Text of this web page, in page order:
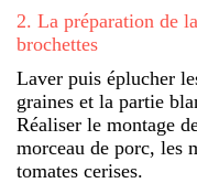
2. La préparation de
brochettes
Laver puis éplucher
graines et la partie
Réaliser le montage
morceau de porc, les
tomates cerises.